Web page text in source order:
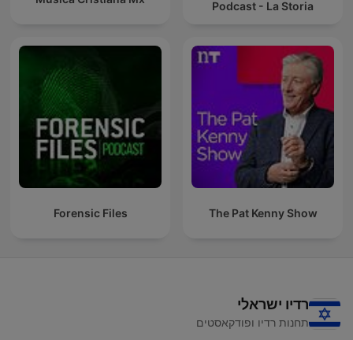
Podcast - La Storia
The Pat Kenny Show
Forensic Files
רדיו ישראלי
תחנות רדיו ופודקאסטים